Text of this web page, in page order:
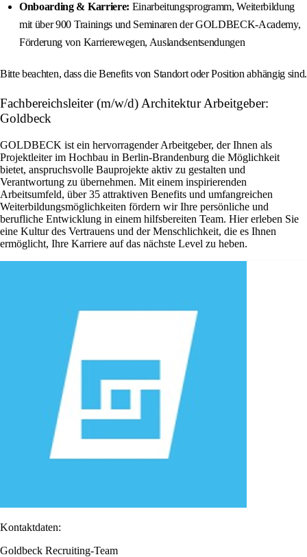
Onboarding & Karriere: Einarbeitungsprogramm, Weiterbildung
mit über 900 Trainings und Seminaren der GOLDBECK-Academy,
Förderung von Karrierewegen, Auslandsentsendungen
Bitte beachten, dass die Benefits von Standort oder Position abhängig sind.
Fachbereichsleiter (m/w/d) Architektur Arbeitgeber:
Goldbeck
GOLDBECK ist ein hervorragender Arbeitgeber, der Ihnen als
Projektleiter im Hochbau in Berlin-Brandenburg die Möglichkeit
bietet, anspruchsvolle Bauprojekte aktiv zu gestalten und
Verantwortung zu übernehmen. Mit einem inspirierenden
Arbeitsumfeld, über 35 attraktiven Benefits und umfangreichen
Weiterbildungsmöglichkeiten fördern wir Ihre persönliche und
berufliche Entwicklung in einem hilfsbereiten Team. Hier erleben Sie
eine Kultur des Vertrauens und der Menschlichkeit, die es Ihnen
ermöglicht, Ihre Karriere auf das nächste Level zu heben.
Kontaktdaten:
Goldbeck Recruiting-Team